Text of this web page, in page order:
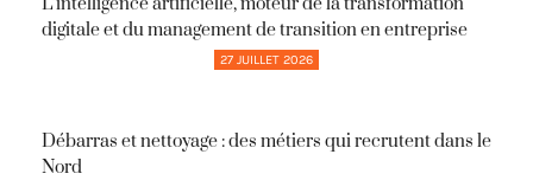
digitale et du management de transition en entreprise
27 JUILLET 2026
Débarras et nettoyage : des métiers qui recrutent dans le
Nord